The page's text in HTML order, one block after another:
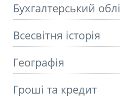
Бухгалтерський
Всесвітня історія
Географія
Гроші та кредит